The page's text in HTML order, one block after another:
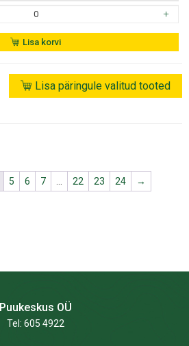
Lisa korvi
Lisa päringule valitud tooted
5 6 7 … 22 23 24 →
Puukeskus OÜ
Tel: 605 4922